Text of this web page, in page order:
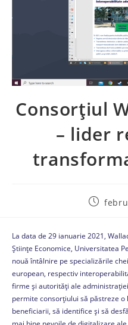
Consorțiul
– lider
La data de 29 ianuarie 2021,
Științe Economice, Universitatea
nouă întâlnire pe specializările
european, respectiv
firme și autorități ale
permite consorțiului să păstreze
beneficiarii, să identifice și să